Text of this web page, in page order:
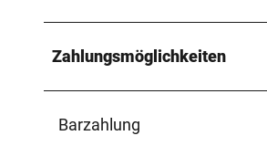
Zahlungsmöglichkeiten
Barzahlung